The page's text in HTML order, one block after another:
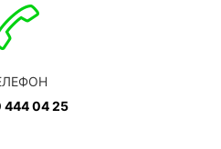
444 04 25